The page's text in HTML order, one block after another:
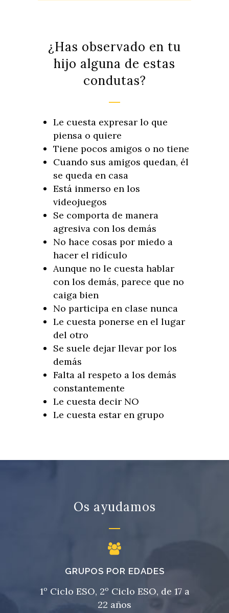
¿Has observado en tu
hijo alguna de estas
condutas?
Le cuesta expresar lo que
piensa o quiere
Tiene pocos amigos o no tiene
Cuando sus amigos quedan, él
se queda en casa
Está inmerso en los
videojuegos
Se comporta de manera
agresiva con los demás
No hace cosas por miedo a
hacer el ridículo
Aunque no le cuesta hablar
con los demás, parece que no
caiga bien
No participa en clase nunca
Le cuesta ponerse en el lugar
del otro
Se suele dejar llevar por los
demás
Falta al respeto a los demás
constantemente
Le cuesta decir NO
Le cuesta estar en grupo
Os ayudamos
GRUPOS POR EDADES
1º Ciclo ESO, 2º Ciclo ESO, de 17 a
22 años